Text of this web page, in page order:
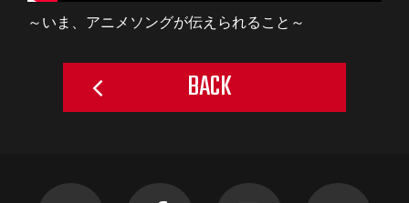
～いま、アニメソングが伝えられること～
BACK